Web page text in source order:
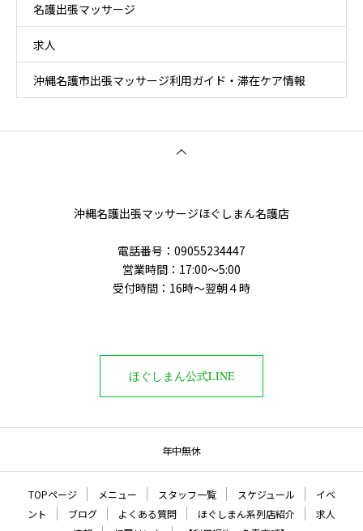
名護出張マッサージ
求人
沖縄名護市出張マッサージ利用ガイド・滞在ケア情報
沖縄名護出張マッサージほぐしまん名護店
電話番号‭：09055234447
営業時間：17:00～5:00
受付時間：16時〜翌朝４時
ほぐしまん公式LINE
年中無休
TOPページ メニュー スタッフ一覧 スケジュール
イベ
ント
ブログ よくある質問 ほぐしまん系列店紹介
求人